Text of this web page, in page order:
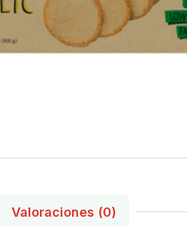
Valoraciones (0)